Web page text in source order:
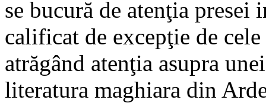
se bucură de atenţia
calificat de excepţie de
atrăgând atenţia asupra
literatura maghiara din